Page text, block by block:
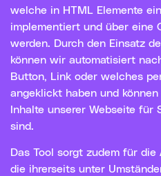
welche in HTML Elemente
implementiert und über eine
werden. Durch den Einsatz
können wir automatisiert
Button, Link oder welches
angeklickt haben und
Inhalte unserer Webseite für
sind.
Das Tool sorgt zudem für die
die ihrerseits unter